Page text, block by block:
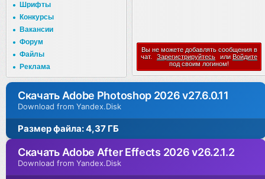
Шрифты
Конкурсы
Вакансии
Форум
Файлы
Реклама
Вы не можете добавлять сообщения в
чат.
Зарегистрируйтесь или Войдите
под своим логином!
Скачать Adobe Photoshop 2026 v27.6.0.11
Download from Yandex.Disk
Размер файла: 4,37 ГБ
Скачать Adobe After Effects 2026 v26.2.1.2
Download from Yandex.Disk